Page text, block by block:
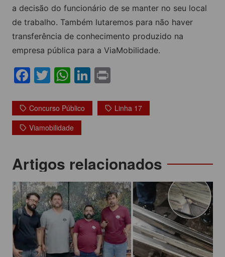
a decisão do funcionário de se manter no seu local
de trabalho. Também lutaremos para não haver
transferência de conhecimento produzido na
empresa pública para a ViaMobilidade.
F
c
e
b
o
o
k
T
itt
er
W
at
s
A
p
Li
k t
Concurso Público
Linha 17
Viamobilidade
Navegação
de
Post
Artigos relacionados